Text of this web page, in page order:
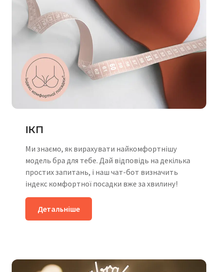
ІКП
Ми знаємо, як вирахувати найкомфортнішу
модель бра для тебе. Дай відповідь на декілька
простих запитань, і наш чат-бот визначить
індекс комфортної посадки вже за хвилину!
Детальніше